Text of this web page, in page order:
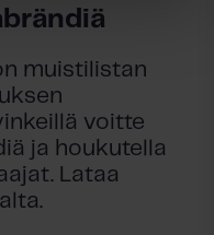
muistilistan
voitte
ja houkutella
Lataa